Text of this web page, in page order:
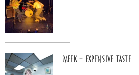
MEEK – Expensive Taste